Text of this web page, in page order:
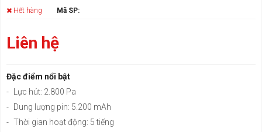
Hết hàng Mã SP:
Liên hệ
Đặc điểm nổi bật
-
Lực hút: 2.800 Pa
- Dung lượng pin: 5.200 mAh
- Thời gian hoạt động: 5 tiếng